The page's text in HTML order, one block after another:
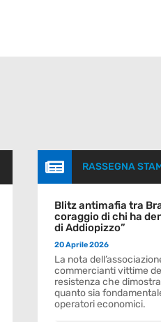
 RASSEGNA
Blitz antimafia tra
coraggio di chi ha
di Addiopizzo”
20 Aprile 2026
La nota
commercianti vittime
resistenza che
quanto sia
operatori economici.